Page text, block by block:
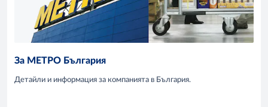
За МЕТРО България
Детайли и информация за компанията в България.